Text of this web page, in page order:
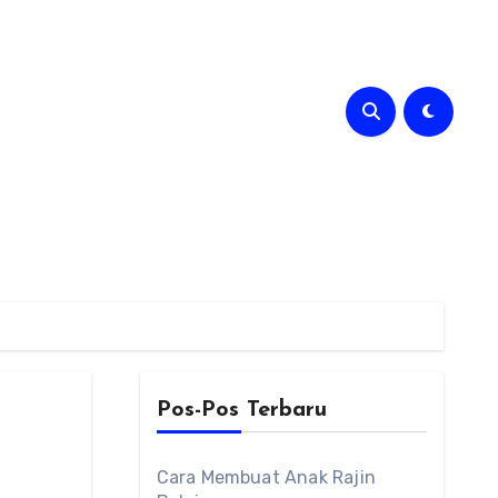
Pos-Pos Terbaru
Cara Membuat Anak Rajin